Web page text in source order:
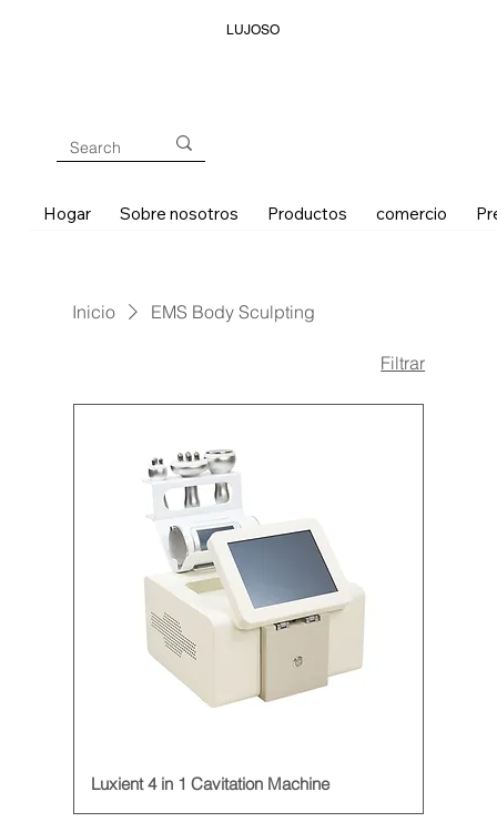
LUJOSO
Hogar Sobre nosotros Productos comercio
Inicio EMS Body Sculpting
Filtrar
Luxient 4 in 1 Cavitation Machine